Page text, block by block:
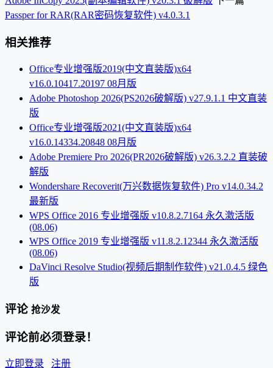
Passper for RAR(RAR密码恢复软件) v4.0.3.1
相关推荐
Office专业增强版2019(中文直装版)x64
v16.0.10417.20197 08月版
Adobe Photoshop 2026(PS2026破解版) v27.9.1.1 中文直装
版
Office专业增强版2021(中文直装版)x64
v16.0.14334.20848 08月版
Adobe Premiere Pro 2026(PR2026破解版) v26.3.2.2 直装破
解版
Wondershare Recoverit(万兴数据恢复软件) Pro v14.0.34.2
最新版
WPS Office 2016 专业增强版 v10.8.2.7164 永久激活版
(08.06)
WPS Office 2019 专业增强版 v11.8.2.12344 永久激活版
(08.06)
DaVinci Resolve Studio(视频后期制作软件) v21.0.4.5 绿色
版
评论 抢沙发
评论前必须登录！
立即登录 注册